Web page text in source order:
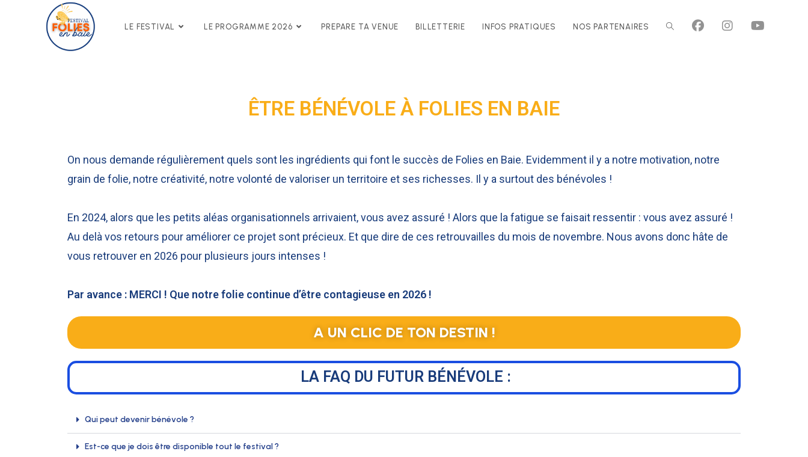
LE FESTIVAL LE PROGRAMME 2026 PREPARE TA VENUE BILLETTERIE INFOS PRATIQUES NOS PARTENAIRES
ÊTRE BÉNÉVOLE À FOLIES EN BAIE
On nous demande régulièrement quels sont les ingrédients qui font le succès de Folies en Baie. Evidemment il y a notre motivation, notre
grain de folie, notre créativité, notre volonté de valoriser un territoire et ses richesses. Il y a surtout des bénévoles !
En 2024, alors que les petits aléas organisationnels arrivaient, vous avez assuré ! Alors que la fatigue se faisait ressentir : vous avez assuré !
Au delà vos retours pour améliorer ce projet sont précieux. Et que dire de ces retrouvailles du mois de novembre. Nous avons donc hâte de
vous retrouver en 2026 pour plusieurs jours intenses !
Par avance : MERCI ! Que notre folie continue d’être contagieuse en 2026 !
A UN CLIC DE TON DESTIN !
LA FAQ DU FUTUR BÉNÉVOLE :
Qui peut devenir bénévole ?
Est-ce que je dois être disponible tout le festival ?